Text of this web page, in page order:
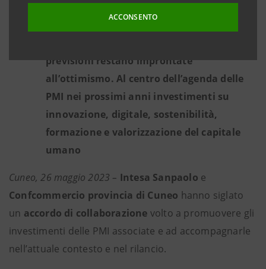
ACCONSENTO
Nel 2023 le imprese piemontesi del
previsioni restano improntate
all’ottimismo. Al centro dell’agenda delle
PMI nei prossimi anni investimenti su
innovazione, digitale, sostenibilità,
formazione e valorizzazione del capitale
umano
Cuneo, 26 maggio 2023 – Intesa Sanpaolo e
Confcommercio provincia di Cuneo hanno siglato
un accordo di collaborazione volto a promuovere gli
investimenti delle PMI associate e ad accompagnarle
nell’attuale contesto e nel rilancio.